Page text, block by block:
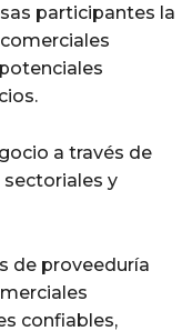
participantes la
potenciales
a través de
sectoriales y
de proveeduría
confiables,